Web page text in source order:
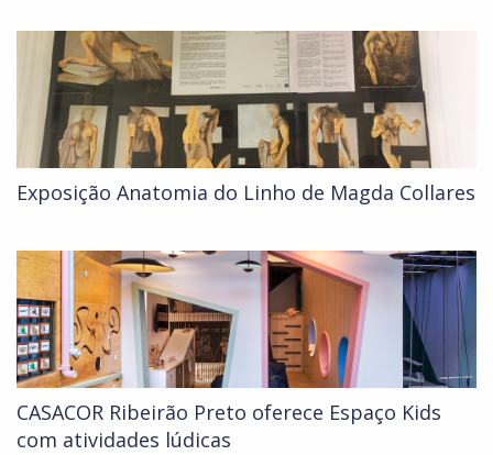
Exposição Anatomia do Linho de Magda Collares
CASACOR Ribeirão Preto oferece Espaço Kids
com atividades lúdicas